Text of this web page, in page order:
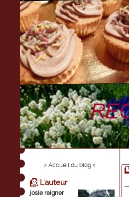
> Accueil du blog <
L'auteur
josie reigner